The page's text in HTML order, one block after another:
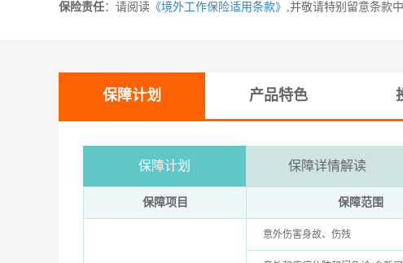
保险责任：请阅读 《境外工作保险适用条款》 ,并敬请特别留意条款
保障计划 产品特色
保障计划 保障详情解读
保障项目 保障范围
意外伤害身故、伤残